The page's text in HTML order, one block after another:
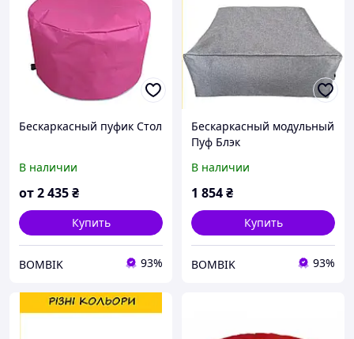
Бескаркасный пуфик Стол
В наличии
от2 435₴
Купить
BOMBIK 93%
Бескаркасный модульный
Пуф Блэк
В наличии
1 854₴
Купить
BOMBIK 93%